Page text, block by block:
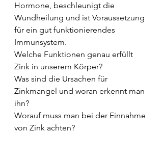
Hormone, beschleunigt die
Wundheilung und ist Voraussetzung
für ein gut funktionierendes
Immunsystem.
Welche Funktionen genau erfüllt
Zink in unserem Körper?
Was sind die Ursachen für
Zinkmangel und woran erkennt man
ihn?
Worauf muss man bei der Einnahme
von Zink achten?